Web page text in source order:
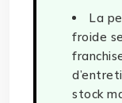
La
froide
stock